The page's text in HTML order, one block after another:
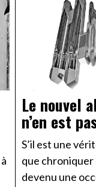
Le nouvel
n’en est
S’il est une
que chroniquer
devenu une